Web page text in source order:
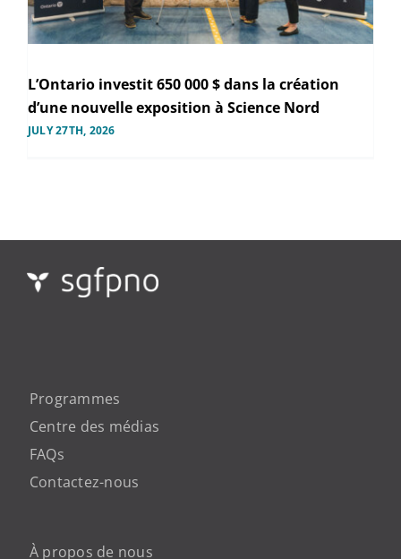
L’Ontario investit 650 000 $ dans la création
d’une nouvelle exposition à Science Nord
JULY 27TH, 2026
Programmes
Centre des médias
FAQs
Contactez-nous
À propos de nous